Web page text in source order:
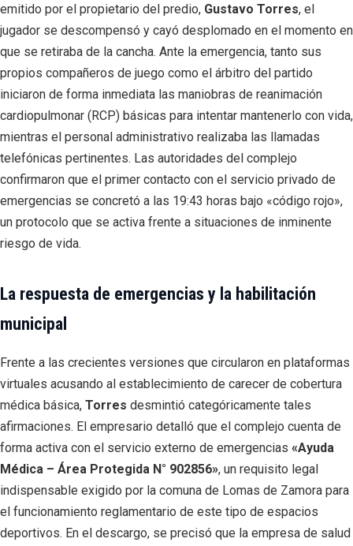
emitido por el propietario del predio, Gustavo Torres, el
jugador se descompensó y cayó desplomado en el momento en
que se retiraba de la cancha. Ante la emergencia, tanto sus
propios compañeros de juego como el árbitro del partido
iniciaron de forma inmediata las maniobras de reanimación
cardiopulmonar (RCP) básicas para intentar mantenerlo con vida,
mientras el personal administrativo realizaba las llamadas
telefónicas pertinentes. Las autoridades del complejo
confirmaron que el primer contacto con el servicio privado de
emergencias se concretó a las 19:43 horas bajo «código rojo»,
un protocolo que se activa frente a situaciones de inminente
riesgo de vida.
La respuesta de emergencias y la habilitación
municipal
Frente a las crecientes versiones que circularon en plataformas
virtuales acusando al establecimiento de carecer de cobertura
médica básica, Torres desmintió categóricamente tales
afirmaciones. El empresario detalló que el complejo cuenta de
forma activa con el servicio externo de emergencias «Ayuda
Médica – Área Protegida N° 902856», un requisito legal
indispensable exigido por la comuna de Lomas de Zamora para
el funcionamiento reglamentario de este tipo de espacios
deportivos. En el descargo, se precisó que la empresa de salud